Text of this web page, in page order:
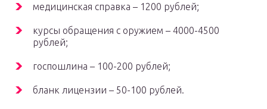
медицинская справка – 1200 рублей;
курсы обращения с оружием – 4000-4500
рублей;
госпошлина – 100-200 рублей;
бланк лицензии – 50-100 рублей.